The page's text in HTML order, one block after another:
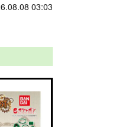
03:03